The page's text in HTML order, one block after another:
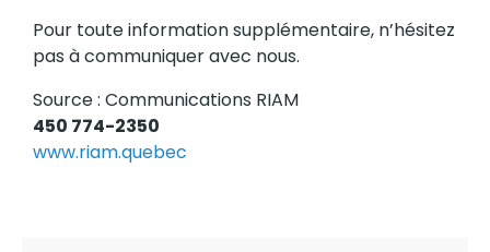
Pour toute information supplémentaire, n’hésitez
pas à communiquer avec nous.
Source : Communications RIAM
450 774-2350
www.riam.quebec